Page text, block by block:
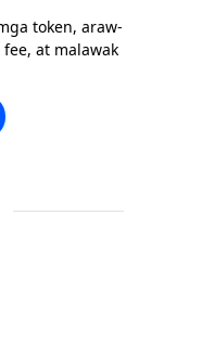
token, araw-
at malawak